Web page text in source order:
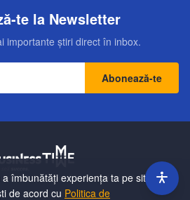
te la Newsletter
importante știri direct în inbox.
Abonează-te
Politică de ConfidențialitateHartă Site
îmbunătăți experiența ta pe site.
de acord cu Politica de